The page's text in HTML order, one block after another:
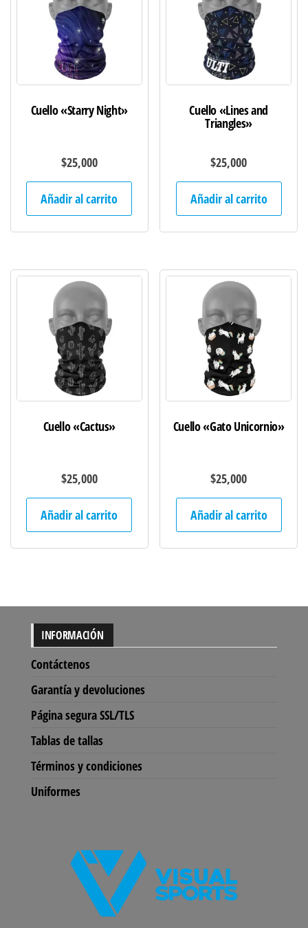
Cuello «Starry Night»
$25,000
Añadir al carrito
Cuello «Lines and
Triangles»
$25,000
Añadir al carrito
Cuello «Cactus»
$25,000
Añadir al carrito
Cuello «Gato Unicornio»
$25,000
Añadir al carrito
INFORMACIÓN
Contáctenos
Garantía y devoluciones
Página segura SSL/TLS
Tablas de tallas
Términos y condiciones
Uniformes